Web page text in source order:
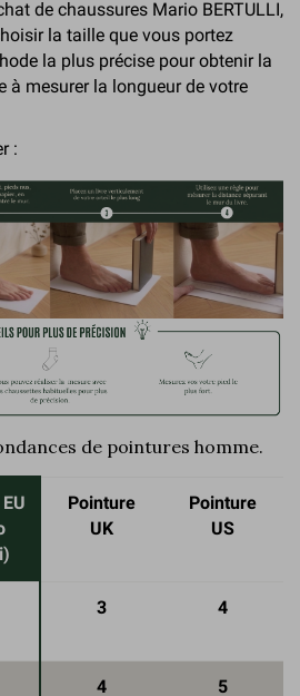
de chaussures Mario BERTULLI,
la taille que vous portez
la plus précise pour obtenir la
à mesurer la longueur de votre
:
de pointures homme.
Pointure
UK
Pointure
US
3 4
4 5